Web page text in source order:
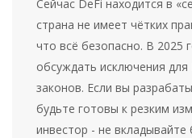
Сейчас DeFi находится в
страна не имеет чётких
что всё безопасно. В 2025
обсуждать исключения для
законов. Если вы
будьте готовы к резким
инвестор - не